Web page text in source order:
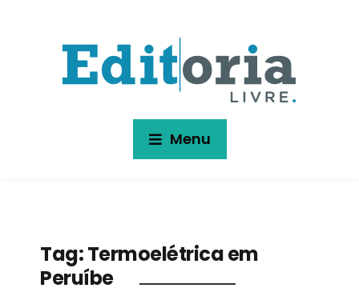
Menu
Tag:Termoelétrica em
Peruíbe